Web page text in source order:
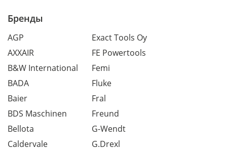
Бренды
AGP
AXXAIR
B&W International
BADA
Baier
BDS Maschinen
Bellota
Caldervale
Exact Tools Oy
FE Powertools
Femi
Fluke
Fral
Freund
G-Wendt
G.Drexl